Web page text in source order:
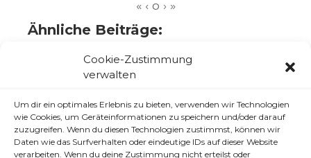
Cookie-Zustimmung
verwalten
Um dir ein optimales Erlebnis zu bieten, verwenden wir Technologien
wie Cookies, um Geräteinformationen zu speichern und/oder darauf
zuzugreifen. Wenn du diesen Technologien zustimmst, können wir
Daten wie das Surfverhalten oder eindeutige IDs auf dieser Website
verarbeiten. Wenn du deine Zustimmung nicht erteilst oder
Ähnliche Beiträge:
So Montag ej!
Ex-Raucher seit 1ner Woche
Urlaubspläne
Ich bepinsel gerade miene Bude neu.
(Update)